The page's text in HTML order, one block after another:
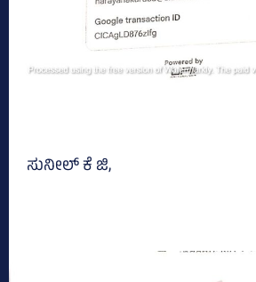
ಸುನೀಲ್‌ ಕೆ ಜಿ,